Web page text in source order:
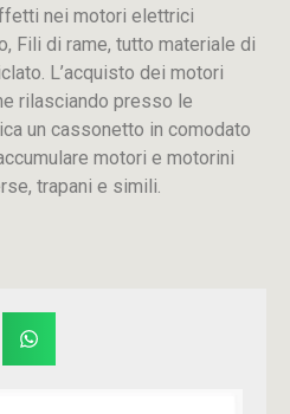
nei motori elettrici
Fili di rame, tutto materiale di
L’acquisto dei motori
rilasciando presso le
un cassonetto in comodato
motori e motorini
trapani e simili.